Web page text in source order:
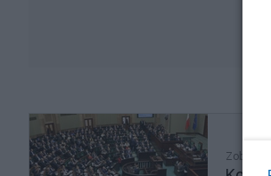
Zobacz